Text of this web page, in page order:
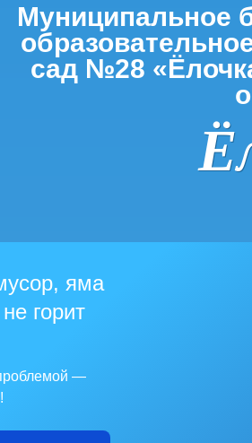
Муниципальное
сад №28
яма
горит
—